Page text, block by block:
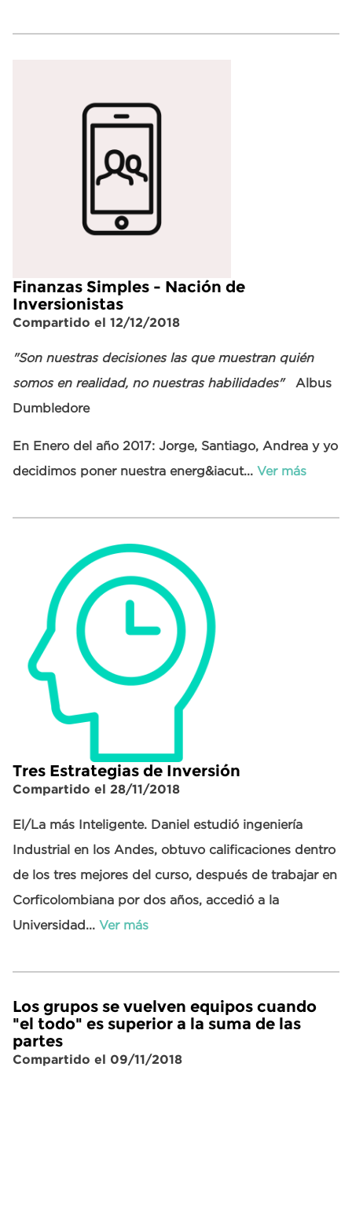
Finanzas Simples - Nación de
Inversionistas
Compartido el 12/12/2018
"Son nuestras decisiones las que muestran quién
somos en realidad, no nuestras habilidades"Albus
Dumbledore
En Enero del año 2017: Jorge, Santiago, Andrea y yo
decidimos poner nuestra energ&iacut... Ver más
Tres Estrategias de Inversión
Compartido el 28/11/2018
El/La más Inteligente. Daniel estudió ingeniería
Industrial en los Andes, obtuvo calificaciones dentro
de los tres mejores del curso, después de trabajar en
Corficolombiana por dos años, accedió a la
Universidad... Ver más
Los grupos se vuelven equipos cuando
"el todo" es superior a la suma de las
partes
Compartido el 09/11/2018